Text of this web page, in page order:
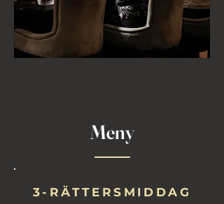
FLER DATUM
Meny
3-RÄTTERSMIDDAG